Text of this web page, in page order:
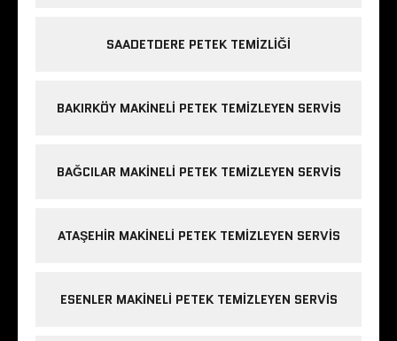
SAADETDERE PETEK TEMIZLIĞI
BAKIRKÖY MAKINELI PETEK TEMIZLEYEN SERVIS
BAĞCILAR MAKINELI PETEK TEMIZLEYEN SERVIS
ATAŞEHIR MAKINELI PETEK TEMIZLEYEN SERVIS
ESENLER MAKINELI PETEK TEMIZLEYEN SERVIS